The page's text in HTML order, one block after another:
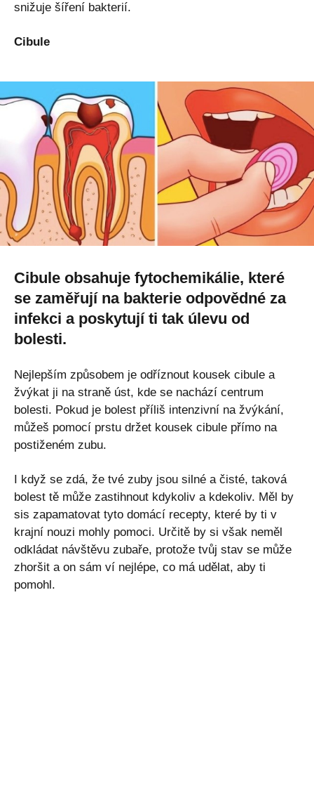
snižuje šíření bakterií.
Cibule
Cibule obsahuje fytochemikálie, které
se zaměřují na bakterie odpovědné za
infekci a poskytují ti tak úlevu od
bolesti.
Nejlepším způsobem je odříznout kousek cibule a
žvýkat ji na straně úst, kde se nachází centrum
bolesti. Pokud je bolest příliš intenzivní na žvýkání,
můžeš pomocí prstu držet kousek cibule přímo na
postiženém zubu.
I když se zdá, že tvé zuby jsou silné a čisté, taková
bolest tě může zastihnout kdykoliv a kdekoliv. Měl by
sis zapamatovat tyto domácí recepty, které by ti v
krajní nouzi mohly pomoci. Určitě by si však neměl
odkládat návštěvu zubaře, protože tvůj stav se může
zhoršit a on sám ví nejlépe, co má udělat, aby ti
pomohl.